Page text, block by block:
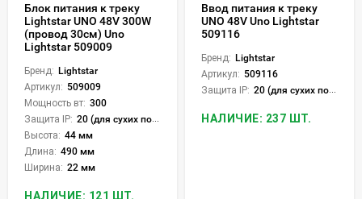
Блок питания к треку
Lightstar UNO 48V 300W
(провод 30см) Uno
Lightstar 509009
Бренд: Lightstar
Артикул: 509009
Мощность вт: 300
Защита IP: 20 (для сухих пом.)
Высота: 44 мм
Длина: 490 мм
Ширина: 22 мм
НАЛИЧИЕ: 121 ШТ.
Ввод питания к треку
UNO 48V Uno Lightstar
509116
Бренд: Lightstar
Артикул: 509116
Защита IP: 20 (для сухих пом.)
НАЛИЧИЕ: 237 ШТ.